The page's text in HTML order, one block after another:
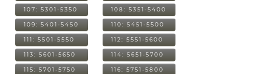
107: 5301-5350 108: 5351-5400
109: 5401-5450 110: 5451-5500
111: 5501-5550 112: 5551-5600
113: 5601-5650 114: 5651-5700
115: 5701-5750 116: 5751-5800